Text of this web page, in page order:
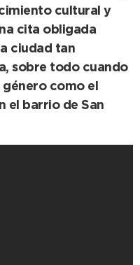
cultural y
cita obligada
ciudad tan
sobre todo cuando
como el
el barrio de San